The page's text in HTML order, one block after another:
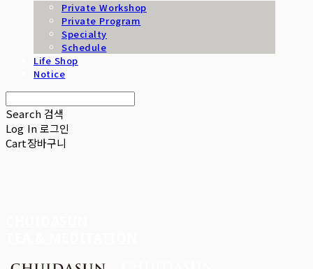
Private Workshop
Private Program
Specialty
Schedule
Life Shop
Notice
Search 검색
Log In로그인
Cart장바구니